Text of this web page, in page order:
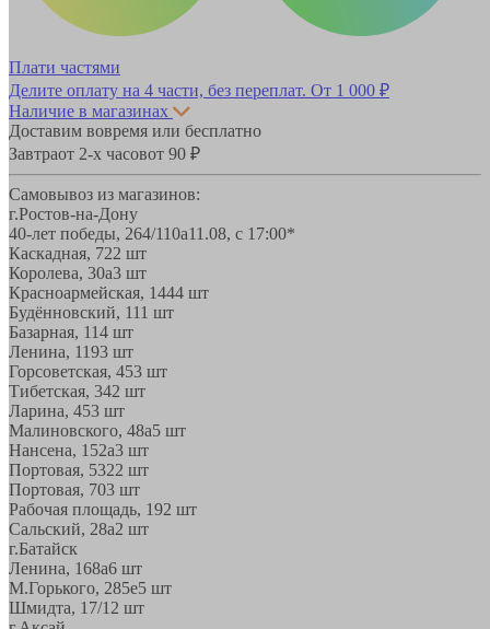
Плати частями
Делите оплату на 4 части, без переплат. От 1 000 ₽
Наличие в магазинах
Доставим вовремя или бесплатно
Завтраот 2-х часовот 90 ₽
Самовывоз из магазинов:
г.Ростов-на-Дону
40-лет победы, 264/110а11.08, с 17:00*
Каскадная, 722 шт
Королева, 30а3 шт
Красноармейская, 1444 шт
Будённовский, 111 шт
Базарная, 114 шт
Ленина, 1193 шт
Горсоветская, 453 шт
Тибетская, 342 шт
Ларина, 453 шт
Малиновского, 48а5 шт
Нансена, 152а3 шт
Портовая, 5322 шт
Портовая, 703 шт
Рабочая площадь, 192 шт
Сальский, 28a2 шт
г.Батайск
Ленина, 168а6 шт
М.Горького, 285е5 шт
Шмидта, 17/1 2 шт